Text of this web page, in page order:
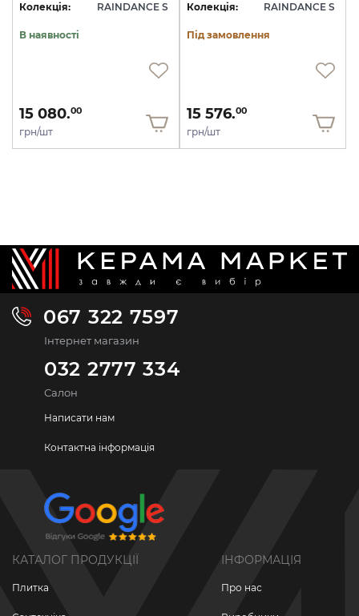
Колекція: RAINDANCE S
В наявності
15 080.00
грн/шт
Колекція: RAINDANCE S
Під замовлення
15 576.00
грн/шт
067 322 7597
Інтернет магазин
032 2777 334
Салон
Написати нам
Контактна інформація
КАТАЛОГ ПРОДУКЦІЇ
Плитка
ІНФОРМАЦІЯ
Про нас